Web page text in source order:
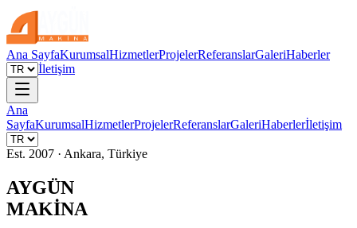
Ana SayfaKurumsalHizmetlerProjelerReferanslarGaleriHaberler
İletişim
Ana
SayfaKurumsalHizmetlerProjelerReferanslarGaleriHaberlerİletişim
Est. 2007 · Ankara, Türkiye
AYGÜN
MAKİNA